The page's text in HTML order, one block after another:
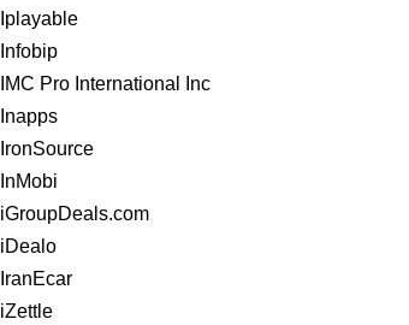
Iplayable
Infobip
IMC Pro International Inc
Inapps
IronSource
InMobi
iGroupDeals.com
iDealo
IranEcar
iZettle